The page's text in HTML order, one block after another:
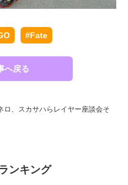
#Fate
へ戻る
ロ、スカサハらレイヤー座談会そ
ンキング